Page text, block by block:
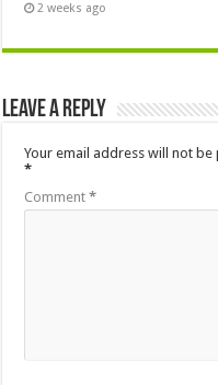
2 weeks ago
Leave a Reply
Your email address will not be
*
Comment*